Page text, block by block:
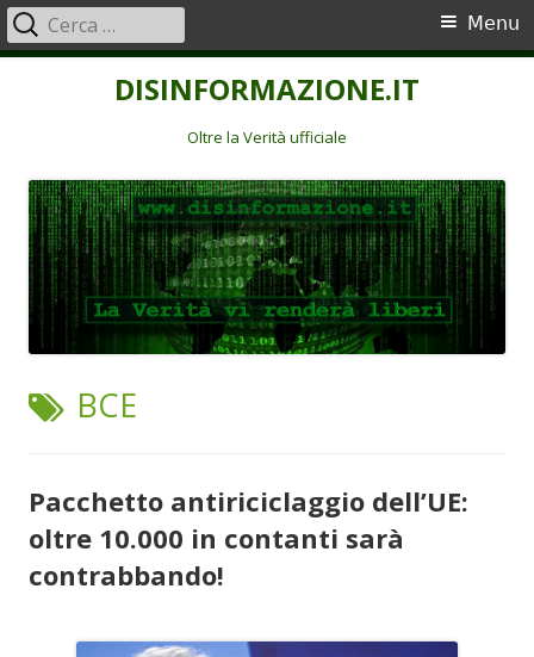
DISINFORMAZIONE.IT
Oltre la Verità ufficiale
Menu
principale
Menu
Ricerca
per:
TAG:
BCE
Pacchetto antiriciclaggio dell’UE:
oltre 10.000 in contanti sarà
contrabbando!